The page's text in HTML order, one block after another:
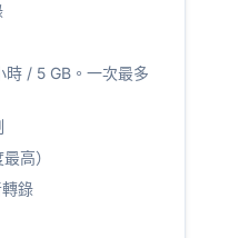
/ 5 GB。一次最多
高）
錄